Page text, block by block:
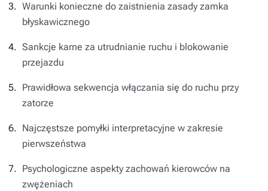
Warunki konieczne do zaistnienia zasady zamka
błyskawicznego
Sankcje karne za utrudnianie ruchu i blokowanie
przejazdu
Prawidłowa sekwencja włączania się do ruchu przy
zatorze
Najczęstsze pomyłki interpretacyjne w zakresie
pierwszeństwa
Psychologiczne aspekty zachowań kierowców na
zwężeniach